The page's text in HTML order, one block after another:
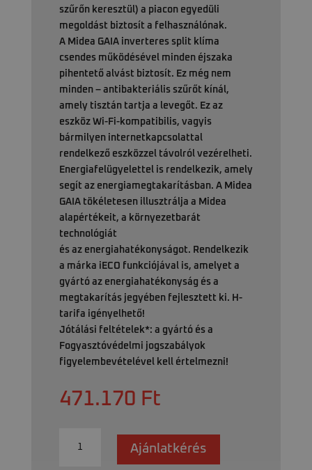
szűrőn keresztül) a piacon egyedüli
megoldást biztosít a felhasználónak.
A Midea GAIA inverteres split klíma
csendes működésével minden éjszaka
pihentető alvást biztosít. Ez még nem
minden – antibakteriális szűrőt kínál,
amely tisztán tartja a levegőt. Ez az
eszköz Wi-Fi-kompatibilis, vagyis
bármilyen internetkapcsolattal
rendelkező eszközzel távolról vezérelheti.
Energiafelügyelettel is rendelkezik, amely
segít az energiamegtakarításban. A Midea
GAIA tökéletesen illusztrálja a Midea
alapértékeit, a környezetbarát
technológiát
és az energiahatékonyságot. Rendelkezik
a márka iECO funkciójával is, amelyet a
gyártó az energiahatékonyság és a
megtakarítás jegyében fejlesztett ki. H-
tarifa igényelhető!
Jótálási feltételek*: a gyártó és a
Fogyasztóvédelmi jogszabályok
figyelembevételével kell értelmezni!
471.170 Ft
Gaia
Ajánlatkérés